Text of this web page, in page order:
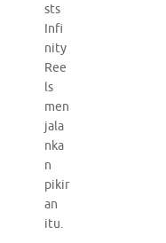
sts
Infi
nity
Ree
ls
men
jala
nka
n
pikir
an
itu.